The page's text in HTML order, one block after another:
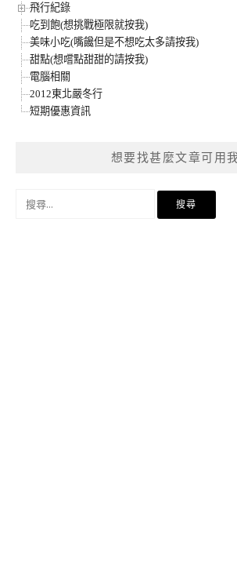
飛行紀錄
吃到飽(想挑戰極限就按我)
美味小吃(嘴饞但是不想吃太多請按我)
甜點(想嚐點甜甜的請按我)
電腦相關
2012東北嚴冬行
短期優惠資訊
想要找甚麼文章可用